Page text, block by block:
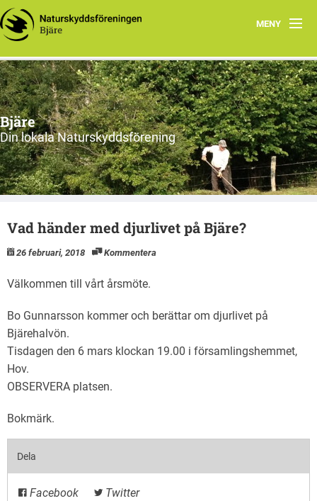
MENY
Hem
Om oss
Styrelsen
Program
Vad vi gör!
Bjäre
Din lokala Naturskyddsförening
Vad händer med djurlivet på Bjäre?
26 februari, 2018 Kommentera
Välkommen till vårt årsmöte.
Bo Gunnarsson kommer och berättar om djurlivet på
Bjärehalvön.
Tisdagen den 6 mars klockan 19.00 i församlingshemmet,
Hov.
OBSERVERA platsen.
Bokmärk.
Dela
Facebook Twitter